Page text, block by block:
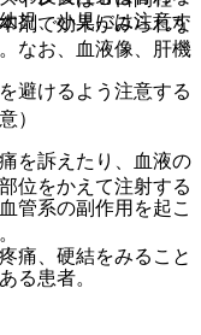
児、小児には注意す
避けるよう注意する
を訴えたり、血液の
位をかえて注射する
痛、硬結をみること
剤で効果がみられな
なお、血液像、肝機
）
管系の副作用を起こ
る患者。